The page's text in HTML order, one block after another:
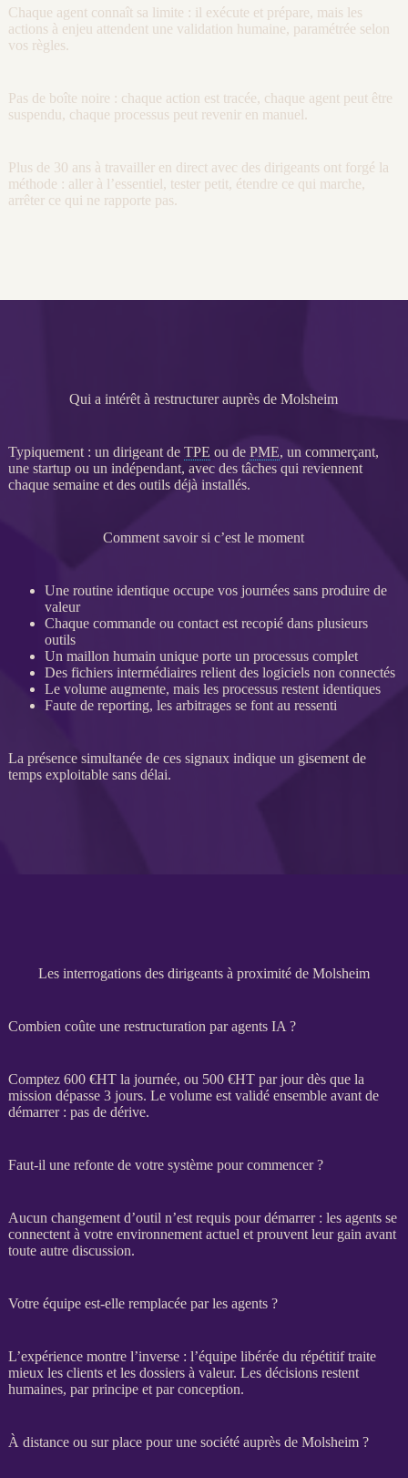
Chaque agent connaît sa limite : il exécute et prépare, mais les
actions à enjeu attendent une validation humaine, paramétrée selon
vos règles.
Pas de boîte noire : chaque action est tracée, chaque agent peut être
suspendu, chaque processus peut revenir en manuel.
Plus de 30 ans à travailler en direct avec des dirigeants ont forgé la
méthode : aller à l’essentiel, tester petit, étendre ce qui marche,
arrêter ce qui ne rapporte pas.
Qui a intérêt à restructurer auprès de Molsheim
Typiquement : un dirigeant de TPE ou de PME, un commerçant,
une startup ou un indépendant, avec des tâches qui reviennent
chaque semaine et des outils déjà installés.
Comment savoir si c’est le moment
Une routine identique occupe vos journées sans produire de
valeur
Chaque commande ou contact est recopié dans plusieurs
outils
Un maillon humain unique porte un processuscomplet
Des fichiers intermédiaires relient des logiciels non connectés
Le volume augmente, mais les processusrestent identiques
Faute de reporting, les arbitrages se font au ressenti
La présence simultanée de ces signaux indique un gisement de
temps exploitable sans délai.
Les interrogations des dirigeants à proximité de Molsheim
Combien coûte une restructuration par agents IA ?
Comptez 600 €HTla journée, ou 500 €HTpar jour dès que la
mission dépasse 3 jours. Le volume est validé ensemble avant de
démarrer : pas de dérive.
Faut-il une refonte de votre système pour commencer ?
Aucun changement d’outil n’est requis pour démarrer : les agentsse
connectent à votre environnement actuel et prouvent leur gain avant
toute autre discussion.
Votre équipe est-elle remplacée par les agents ?
L’expérience montre l’inverse : l’équipe libérée du répétitif traite
mieux les clients et les dossiers à valeur. Les décisions restent
humaines, par principe et par conception.
À distance ou sur place pour une société auprès de Molsheim ?